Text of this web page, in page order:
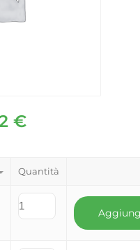
€
Quantità